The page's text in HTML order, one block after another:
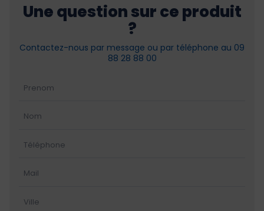
Une question sur ce produit
?
Contactez-nous par message ou par téléphone au 09
88 28 88 00